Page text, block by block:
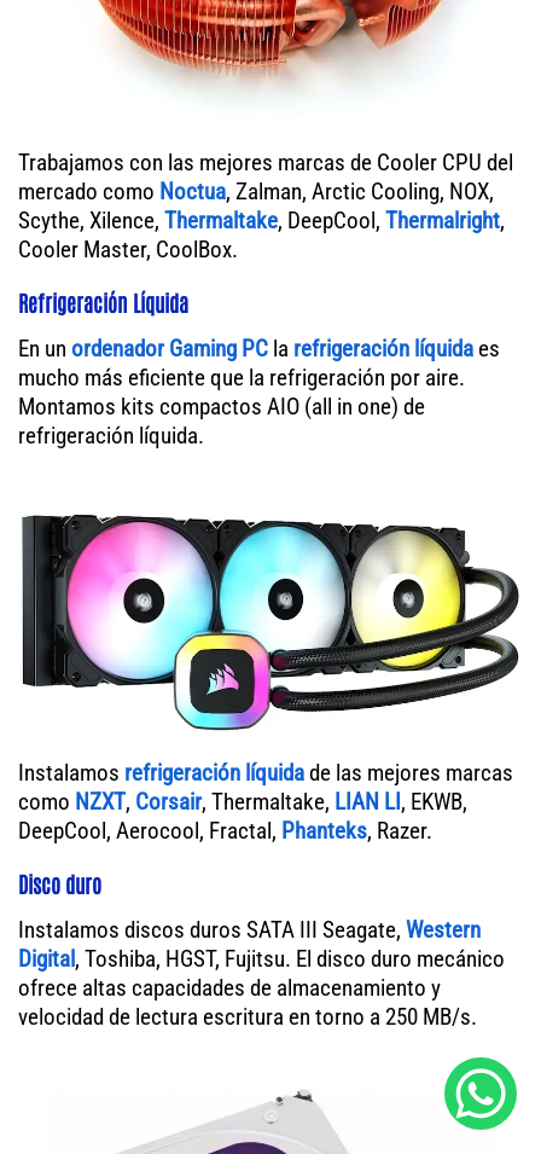
Trabajamos con las mejores marcas de Cooler CPU del
mercado como Noctua, Zalman, Arctic Cooling, NOX,
Scythe, Xilence, Thermaltake, DeepCool, Thermalright,
Cooler Master, CoolBox.
Refrigeración Líquida
En un ordenador Gaming PC la refrigeración líquida es
mucho más eficiente que la refrigeración por aire.
Montamos kits compactos AIO (all in one) de
refrigeración líquida.
Instalamos refrigeración líquidade las mejores marcas
como NZXT, Corsair, Thermaltake, LIAN LI, EKWB,
DeepCool, Aerocool, Fractal, Phanteks, Razer.
Disco duro
Instalamos discos duros SATA III Seagate, Western
Digital, Toshiba, HGST, Fujitsu. El disco duro mecánico
ofrece altas capacidades de almacenamiento y
velocidad de lectura escritura en torno a 250 MB/s.